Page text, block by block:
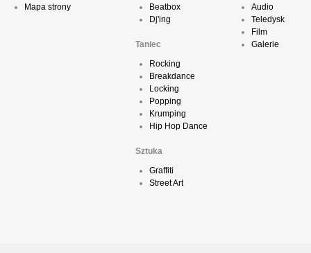
Mapa strony
Beatbox
Dj'ing
Taniec
Rocking
Breakdance
Locking
Popping
Krumping
Hip Hop Dance
Sztuka
Graffiti
Street Art
Audio
Teledysk
Film
Galerie